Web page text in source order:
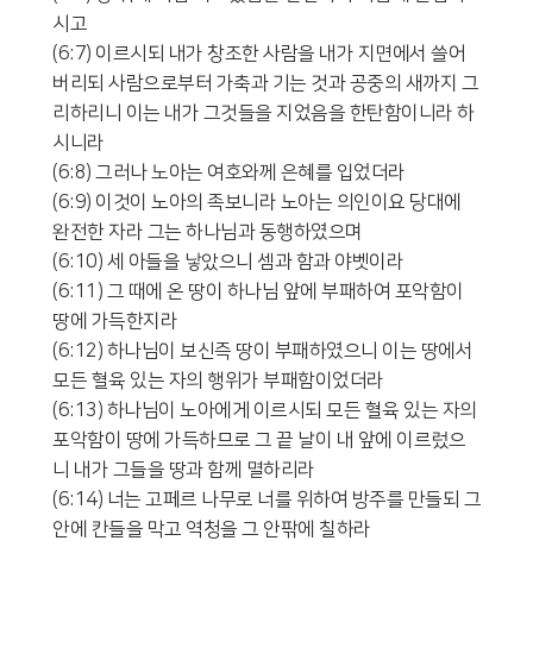
시고
(6:7) 이르시되 내가 창조한 사람을 내가 지면에서 쓸어
버리되 사람으로부터 가축과 기는 것과 공중의 새까지 그
리하리니 이는 내가 그것들을 지었음을 한탄함이니라 하
시니라
(6:8) 그러나 노아는 여호와께 은혜를 입었더라
(6:9) 이것이 노아의 족보니라 노아는 의인이요 당대에
완전한 자라 그는 하나님과 동행하였으며
(6:10) 세 아들을 낳았으니 셈과 함과 야벳이라
(6:11) 그 때에 온 땅이 하나님 앞에 부패하여 포악함이
땅에 가득한지라
(6:12) 하나님이 보신즉 땅이 부패하였으니 이는 땅에서
모든 혈육 있는 자의 행위가 부패함이었더라
(6:13) 하나님이 노아에게 이르시되 모든 혈육 있는 자의
포악함이 땅에 가득하므로 그 끝 날이 내 앞에 이르렀으
니 내가 그들을 땅과 함께 멸하리라
(6:14) 너는 고페르 나무로 너를 위하여 방주를 만들되 그
안에 칸들을 막고 역청을 그 안팎에 칠하라